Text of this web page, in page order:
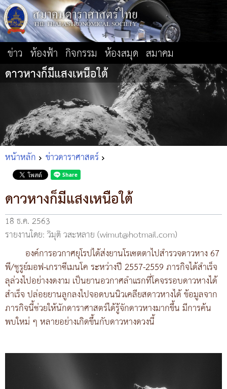
ข่าว ท้องฟ้า กิจกรรม ห้องสมุด สมาคม
ดาวหางก็มีแสงเหนือใต้
หน้าหลัก ข่าวดาราศาสตร์
ดาวหางก็มีแสงเหนือใต้
18 ธ.ค. 2563
รายงานโดย: วิมุติ วสะหลาย (wimut@hotmail.com)
องค์การอวกาศยุโรปได้ส่งยานโรเซตตาไปสำรวจดาวหาง 67
พี/ชูรูย์มอฟ-เกราซีเมนโค ระหว่างปี 2557-2559 ภารกิจได้สำเร็จ
ลุล่วงไปอย่างงดงาม เป็นยานอวกาศลำแรกที่โคจรรอบดาวหางได้
สำเร็จ ปล่อยยานลูกลงไปจอดบนนิวเคลียสดาวหางได้ ข้อมูลจาก
ภารกิจนี้ช่วยให้นักดาราศาสตร์ได้รู้จักดาวหางมากขึ้น มีการค้น
พบใหม่ ๆ หลายอย่างเกิดขึ้นกับดาวหางดวงนี้